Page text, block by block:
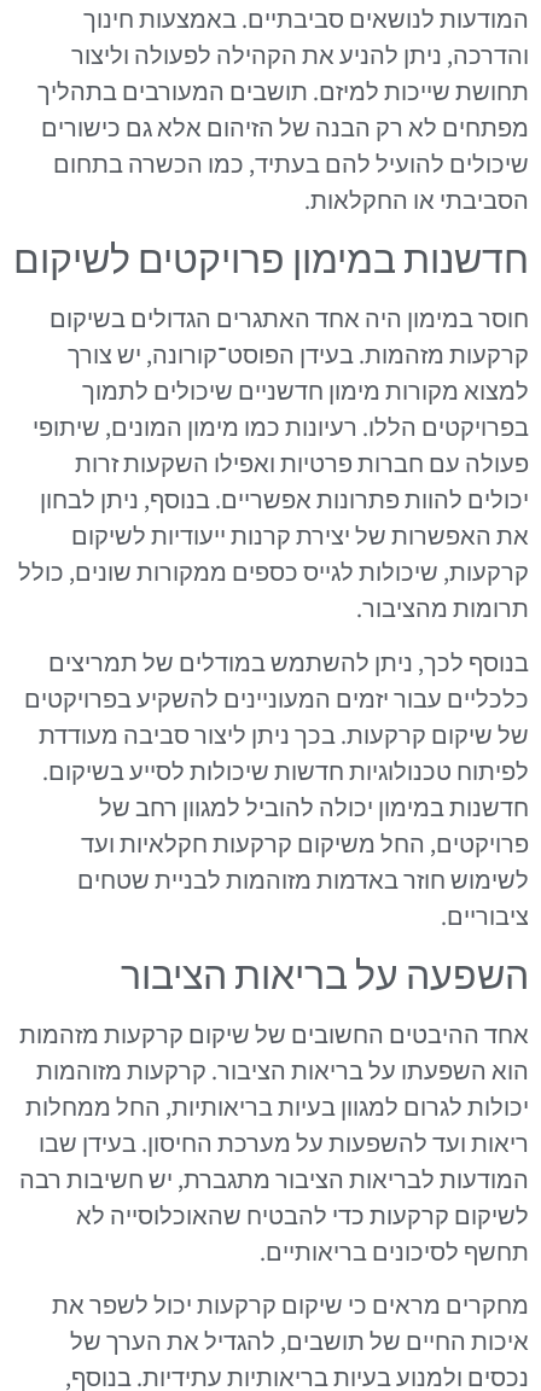
המודעות לנושאים סביבתיים. באמצעות חינוך
והדרכה, ניתן להניע את הקהילה לפעולה וליצור
תחושת שייכות למיזם. תושבים המעורבים בתהליך
מפתחים לא רק הבנה של הזיהום אלא גם כישורים
שיכולים להועיל להם בעתיד, כמו הכשרה בתחום
הסביבתי או החקלאות.
חדשנות במימון פרויקטים לשיקום
חוסר במימון היה אחד האתגרים הגדולים בשיקום
קרקעות מזהמות. בעידן הפוסט־קורונה, יש צורך
למצוא מקורות מימון חדשניים שיכולים לתמוך
בפרויקטים הללו. רעיונות כמו מימון המונים, שיתופי
פעולה עם חברות פרטיות ואפילו השקעות זרות
יכולים להוות פתרונות אפשריים. בנוסף, ניתן לבחון
את האפשרות של יצירת קרנות ייעודיות לשיקום
קרקעות, שיכולות לגייס כספים ממקורות שונים, כולל
תרומות מהציבור.
בנוסף לכך, ניתן להשתמש במודלים של תמריצים
כלכליים עבור יזמים המעוניינים להשקיע בפרויקטים
של שיקום קרקעות. בכך ניתן ליצור סביבה מעודדת
לפיתוח טכנולוגיות חדשות שיכולות לסייע בשיקום.
חדשנות במימון יכולה להוביל למגוון רחב של
פרויקטים, החל משיקום קרקעות חקלאיות ועד
לשימוש חוזר באדמות מזוהמות לבניית שטחים
ציבוריים.
השפעה על בריאות הציבור
אחד ההיבטים החשובים של שיקום קרקעות מזהמות
הוא השפעתו על בריאות הציבור. קרקעות מזוהמות
יכולות לגרום למגוון בעיות בריאותיות, החל ממחלות
ריאות ועד להשפעות על מערכת החיסון. בעידן שבו
המודעות לבריאות הציבור מתגברת, יש חשיבות רבה
לשיקום קרקעות כדי להבטיח שהאוכלוסייה לא
תחשף לסיכונים בריאותיים.
מחקרים מראים כי שיקום קרקעות יכול לשפר את
איכות החיים של תושבים, להגדיל את הערך של
נכסים ולמנוע בעיות בריאותיות עתידיות. בנוסף,